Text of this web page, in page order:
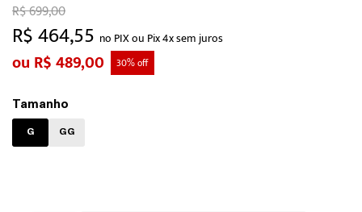
R$ 464,55 no PIX ou Pix 4x sem juros
R$ 699,00
R$ 489,00 30% off
Tamanho
G GG